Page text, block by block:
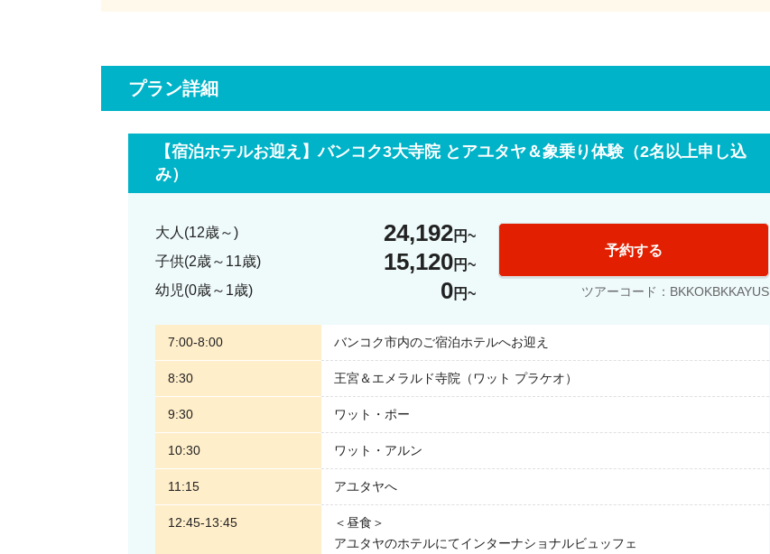
プラン詳細
【宿泊ホテルお迎え】バンコク3大寺院 とアユタヤ＆象乗り体験（2名以上申し込
み）
大人(12歳～) 24,192円
子供(2歳～11歳)
15,120円
幼児(0歳～1歳)
0円
予約する
ツアーコード：BKKOKBKKAYUS
7:00-8:00 バンコク市内のご宿泊ホテルへお迎え
8:30 王宮＆エメラルド寺院（ワット プラケオ）
9:30 ワット・ポー
10:30 ワット・アルン
11:15 アユタヤへ
12:45-13:45
＜昼食＞
アユタヤのホテルにてインターナショナルビュッフェ